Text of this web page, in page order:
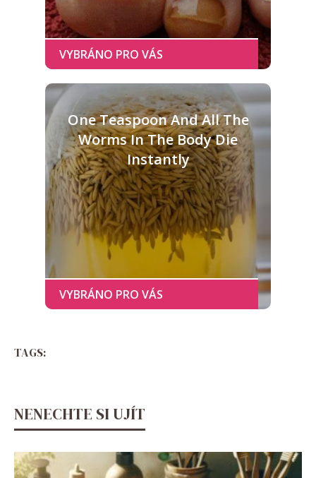
One Teaspoon And All The
Worms In The Body Die
Instantly
TAGS:
NENECHTE SI UJÍT